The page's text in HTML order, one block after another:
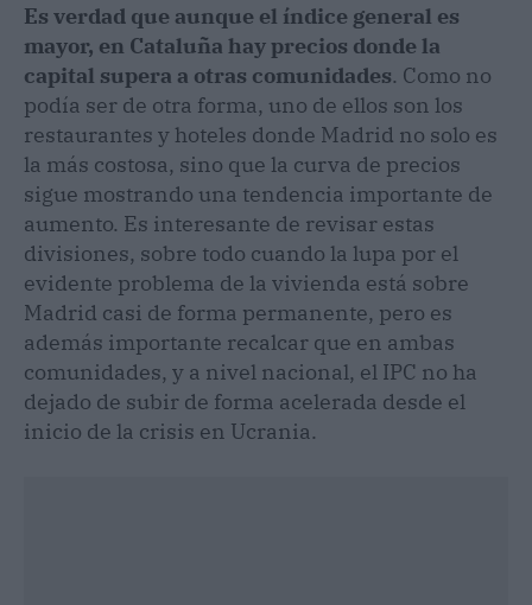
Es verdad que aunque el índice general es
mayor, en Cataluña hay precios donde la
capital supera a otras comunidades. Como no
podía ser de otra forma, uno de ellos son los
restaurantes y hoteles donde Madrid no solo es
la más costosa, sino que la curva de precios
sigue mostrando una tendencia importante de
aumento. Es interesante de revisar estas
divisiones, sobre todo cuando la lupa por el
evidente problema de la vivienda está sobre
Madrid casi de forma permanente, pero es
además importante recalcar que en ambas
comunidades, y a nivel nacional, el IPC no ha
dejado de subir de forma acelerada desde el
inicio de la crisis en Ucrania.